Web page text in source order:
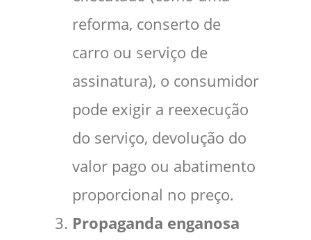
reforma, conserto de
carro ou serviço de
assinatura), o consumidor
pode exigir a reexecução
do serviço, devolução do
valor pago ou abatimento
proporcional no preço.
Propaganda enganosa